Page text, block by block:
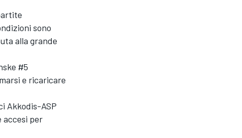
sono
alla grande
#5
e ricaricare
Akkodis-ASP
accesi per